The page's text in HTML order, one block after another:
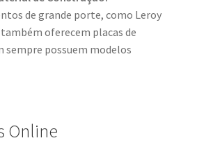
de grande porte, como Leroy
oferecem placas de
sempre possuem modelos
Online